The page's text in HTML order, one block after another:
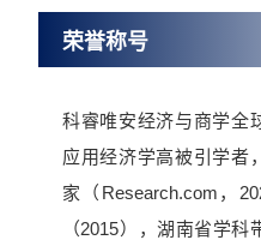
荣誉称号
科睿唯安经济与商学全
应用经济学高被引学者
家（Research.com，
（2015），湖南省学